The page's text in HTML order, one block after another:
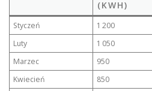
(KWH)
Styczeń 1 200
Luty
1 050
Marzec
950
Kwiecień
850